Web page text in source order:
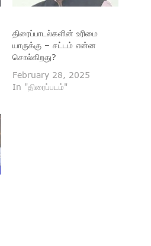
திரைப்பாடல்களின் உரிமை
யாருக்கு – சட்டம் என்ன
சொல்கிறது?
February 28, 2025
In "திரைப்படம்"